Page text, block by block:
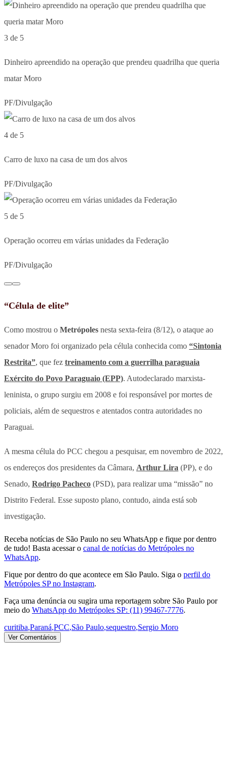
3 de 5
Dinheiro apreendido na operação que prendeu quadrilha que queria
matar Moro
PF/Divulgação
4 de 5
Carro de luxo na casa de um dos alvos
PF/Divulgação
5 de 5
Operação ocorreu em várias unidades da Federação
PF/Divulgação
“Célula de elite”
Como mostrou o Metrópoles nesta sexta-feira (8/12), o ataque ao
senador Moro foi organizado pela célula conhecida como “Sintonia
Restrita”, que fez treinamento com a guerrilha paraguaia
Exército do Povo Paraguaio (EPP). Autodeclarado marxista-
leninista, o grupo surgiu em 2008 e foi responsável por mortes de
policiais, além de sequestros e atentados contra autoridades no
Paraguai.
A mesma célula do PCC chegou a pesquisar, em novembro de 2022,
os endereços dos presidentes da Câmara, Arthur Lira (PP), e do
Senado, Rodrigo Pacheco (PSD), para realizar uma “missão” no
Distrito Federal. Esse suposto plano, contudo, ainda está sob
investigação.
Receba notícias de São Paulo no seu WhatsApp e fique por dentro
de tudo! Basta acessar o canal de notícias do Metrópoles no
WhatsApp.
Fique por dentro do que acontece em São Paulo. Siga o perfil do
Metrópoles SP no Instagram.
Faça uma denúncia ou sugira uma reportagem sobre São Paulo por
meio do WhatsApp do Metrópoles SP: (11) 99467-7776.
curitiba,Paraná,PCC,São Paulo,sequestro,Sergio Moro
Ver Comentários